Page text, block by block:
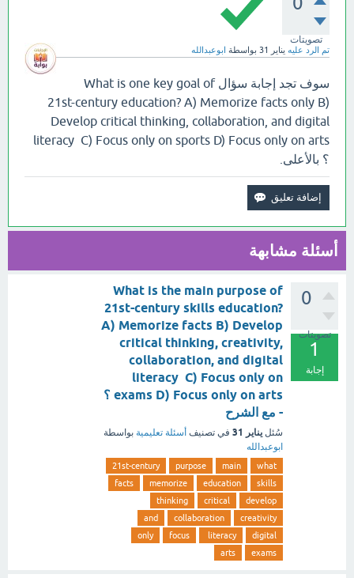
تصويتات
تم الرد عليه يناير 31 بواسطة ابوعبدالله
سوف تجد إجابة سؤال What is one key goal of
21st-century education? A) Memorize facts only B)
Develop critical thinking, collaboration, and digital
literacy C) Focus only on sports D) Focus only on arts
؟ بالأعلى.
أسئلة مشابهة
0
تصويتات
1
إجابة
What is the main purpose of
21st-century skills education?
A) Memorize facts B) Develop
critical thinking, creativity,
collaboration, and digital
literacy C) Focus only on
exams D) Focus only on arts ؟
- مع الشرح
سُئل يناير 31 في تصنيف أسئلة تعليمية بواسطة
ابوعبدالله
what
main
purpose
21st-century
skills
education
memorize
facts
develop
critical
thinking
creativity
collaboration
and
digital
literacy
focus
only
exams
arts